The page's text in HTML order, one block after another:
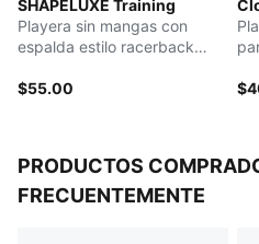
Material principal: tejido rib
Cuello: redondo
Mangas cortas
Largo: corto
SHAPELUXE Training
Playera sin mangas con
espalda estilo racerback
$55.00
PRODUCTOS
FRECUENTEMENTE